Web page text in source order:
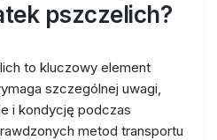
pszczelich?
to kluczowy element
szczególnej uwagi,
i kondycję podczas
metod transportu